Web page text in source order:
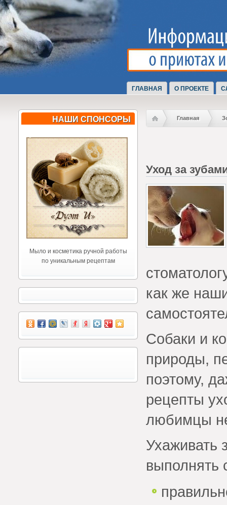
ГЛАВНАЯ О ПРОЕКТЕ
НАШИ СПОНСОРЫ
Мыло и косметика ручной работы
по уникальным рецептам
Главная
Уход за
как же
Собаки и
природы,
поэтому,
рецепты
любимцы
Ухаживать